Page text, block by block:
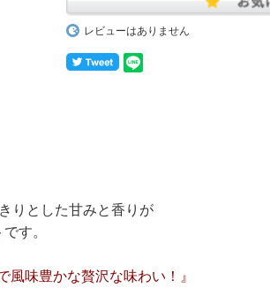
レビューはありません
りとした甘みと香りが
す。
風味豊かな贅沢な味わい！』